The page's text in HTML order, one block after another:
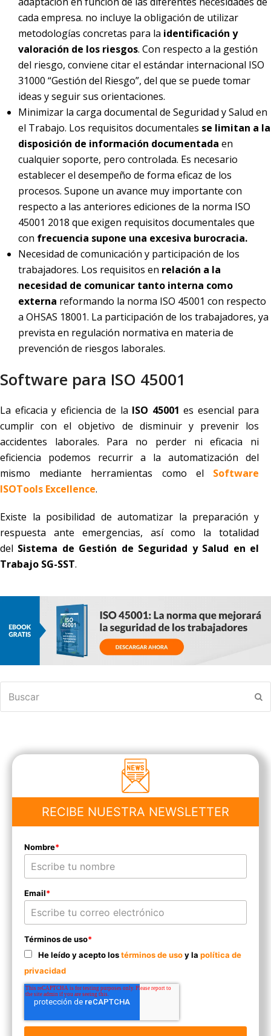
cada empresa. no incluye la obligación de utilizar
metodologías concretas para la identificación y
valoración de los riesgos. Con respecto a la gestión
del riesgo, conviene citar el estándar internacional ISO
31000 “Gestión del Riesgo”, del que se puede tomar
ideas y seguir sus orientaciones.
Minimizar la carga documental de Seguridad y Salud en
el Trabajo. Los requisitos documentales se limitan a la
disposición de información documentada en
cualquier soporte, pero controlada. Es necesario
establecer el desempeño de forma eficaz de los
procesos. Supone un avance muy importante con
respecto a las anteriores ediciones de la norma ISO
45001 2018 que exigen requisitos documentales que
con frecuencia supone una excesiva burocracia.
Necesidad de comunicación y participación de los
trabajadores. Los requisitos en relación a la
necesidad de comunicar tanto interna como
externa reformando la norma ISO 45001 con respecto
a OHSAS 18001. La participación de los trabajadores, ya
prevista en regulación normativa en materia de
prevención de riesgos laborales.
Software para ISO 45001
La eficacia y eficiencia de la ISO 45001 es esencial para
cumplir con el objetivo de disminuir y prevenir los
accidentes laborales. Para no perder ni eficacia ni
eficiencia podemos recurrir a la automatización del
mismo mediante herramientas como el Software
ISOTools Excellence.
Existe la posibilidad de automatizar la preparación y
respuesta ante emergencias, así como la totalidad
del Sistema de Gestión de Seguridad y Salud en el
Trabajo SG-SST.
RECIBE NUESTRA NEWSLETTER
Nombre*
Email*
Términos de uso*
He leído y acepto lostérminos de usoy la política de
privacidad